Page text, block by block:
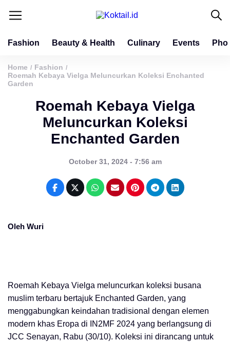
Fashion Beauty & Health Culinary Events
Home / Fashion /
Roemah Kebaya Vielga Meluncurkan Koleksi Enchanted
Garden
Roemah Kebaya Vielga
Meluncurkan Koleksi
Enchanted Garden
October 31, 2024 - 7:56 am
Oleh Wuri
Roemah Kebaya Vielga meluncurkan koleksi busana
muslim terbaru bertajuk Enchanted Garden, yang
menggabungkan keindahan tradisional dengan elemen
modern khas Eropa di IN2MF 2024 yang berlangsung di
JCC Senayan, Rabu (30/10). Koleksi ini dirancang untuk